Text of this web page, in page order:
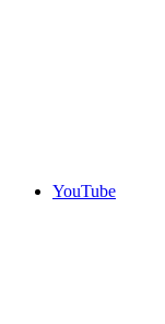
YouTube